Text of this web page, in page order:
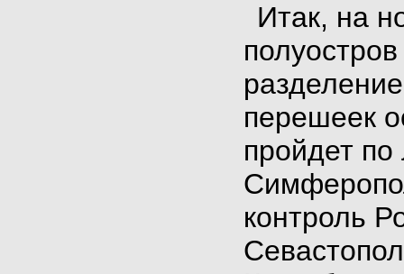
Итак, на
перешеек
пройдет
контроль